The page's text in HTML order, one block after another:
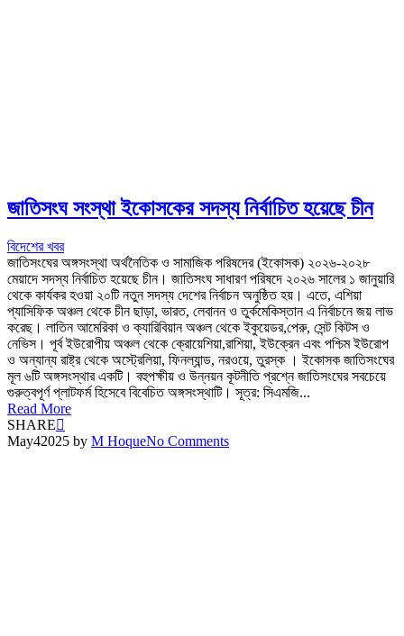
জাতিসংঘ সংস্থা ইকোসকের সদস্য নির্বাচিত হয়েছে চীন
বিদেশের খবর
জাতিসংঘের অঙ্গসংস্থা অর্থনৈতিক ও সামাজিক পরিষদের (ইকোসক) ২০২৬-২০২৮
মেয়াদে সদস্য নির্বাচিত হয়েছে চীন। জাতিসংঘ সাধারণ পরিষদে ২০২৬ সালের ১ জানুয়ারি
থেকে কার্যকর হওয়া ২০টি নতুন সদস্য দেশের নির্বাচন অনুষ্ঠিত হয়। এতে, এশিয়া
প্যাসিফিক অঞ্চল থেকে চীন ছাড়া, ভারত, লেবানন ও তুর্কমেকিস্তান এ নির্বাচনে জয় লাভ
করেছ। লাতিন আমেরিকা ও ক্যারিবিয়ান অঞ্চল থেকে ইকুয়েডর,পেরু, সেন্ট কিটস ও
নেভিস। পূর্ব ইউরোপীয় অঞ্চল থেকে ক্রোয়েশিয়া,রাশিয়া, ইউক্রেন এবং পশ্চিম ইউরোপ
ও অন্যান্য রাষ্ট্র থেকে অস্ট্রেলিয়া, ফিনল্যান্ড, নরওয়ে, তুরস্ক । ইকোসক জাতিসংঘের
মূল ৬টি অঙ্গসংস্থার একটি। বহুপক্ষীয় ও উন্নয়ন কূটনীতি প্রশ্নে জাতিসংঘের সবচেয়ে
গুরুত্বপূর্ণ প্লাটফর্ম হিসেবে বিবেচিত অঙ্গসংস্থাটি। সূত্র: সিএমজি...
Read More
SHARE
May42025 by M HoqueNo Comments